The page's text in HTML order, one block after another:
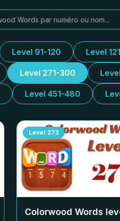
Level 91-120 Level
Level 271-300
Level 451-480
Level 273
Colorwood Words